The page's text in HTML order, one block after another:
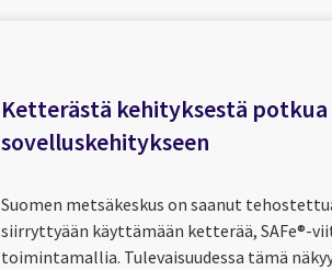
Ketterästä kehityksestä potkua
sovelluskehitykseen
Suomen metsäkeskus on saanut
siirryttyään käyttämään ketterää, SAFe®-
toimintamallia. Tulevaisuudessa tämä